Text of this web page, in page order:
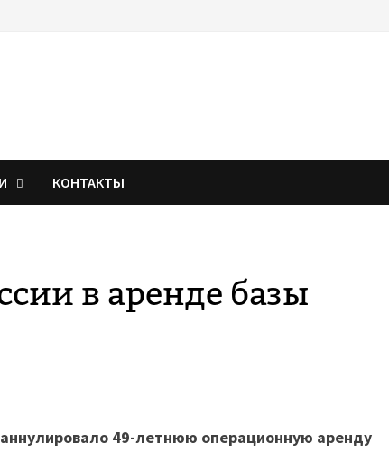
КОНТАКТЫ
в аренде базы
49-летнюю операционную аренду